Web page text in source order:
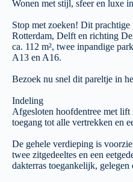
Wonen met stijl, sfeer en luxe
Stop met zoeken! Dit
Rotterdam, Delft en richting
ca. 112 m², twee inpandige
A13 en A16.
Bezoek nu snel dit pareltje in
Indeling
Afgesloten hoofdentree met lift
toegang tot alle vertrekken en
De gehele verdieping is
twee zitgedeeltes en een
dakterras toegankelijk,